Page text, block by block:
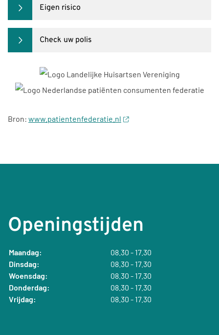
Eigen risico
Check uw polis
Bron: www.patientenfederatie.nl
Openingstijden
Maandag:
08.30 - 17.30
Dinsdag:
08.30 - 17.30
Woensdag:
08.30 - 17.30
Donderdag:
08.30 - 17.30
Vrijdag:
08.30 - 17.30